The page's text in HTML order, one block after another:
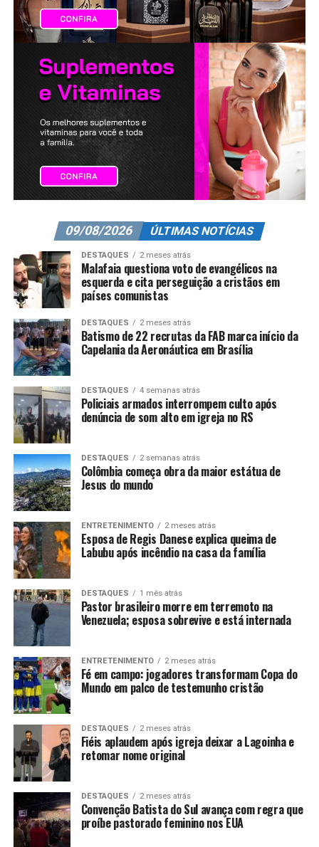
09/08/2026 ÚLTIMAS NOTÍCIAS
DESTAQUES 2 meses atrás
Malafaia questiona voto de evangélicos na
esquerda e cita perseguição a cristãos em
países comunistas
DESTAQUES 2 meses atrás
Batismo de 22 recrutas da FAB marca início da
Capelania da Aeronáutica em Brasília
DESTAQUES 4 semanas atrás
Policiais armados interrompem culto após
denúncia de som alto em igreja no RS
DESTAQUES 2 semanas atrás
Colômbia começa obra da maior estátua de
Jesus do mundo
ENTRETENIMENTO 2 meses atrás
Esposa de Regis Danese explica queima de
Labubu após incêndio na casa da família
DESTAQUES 1 mês atrás
Pastor brasileiro morre em terremoto na
Venezuela; esposa sobrevive e está internada
ENTRETENIMENTO 2 meses atrás
Fé em campo: jogadores transformam Copa do
Mundo em palco de testemunho cristão
DESTAQUES 2 meses atrás
Fiéis aplaudem após igreja deixar a Lagoinha e
retomar nome original
DESTAQUES 2 meses atrás
Convenção Batista do Sul avança com regra que
proíbe pastorado feminino nos EUA